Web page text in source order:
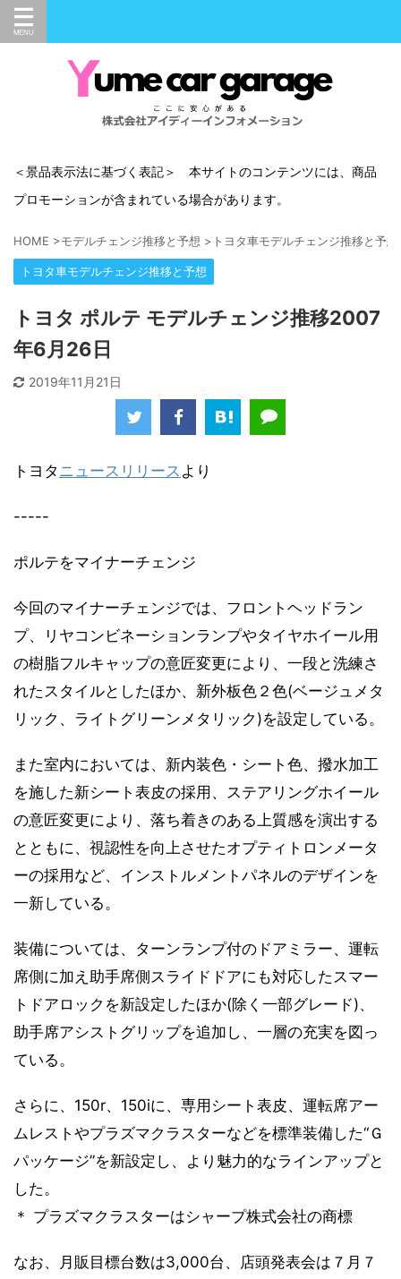
＜景品表示法に基づく表記＞ 本サイトのコンテンツには、商品
プロモーションが含まれている場合があります。
HOME >モデルチェンジ推移と予想 > トヨタ車モデルチェンジ推移と予想
トヨタ車モデルチェンジ推移と予想
トヨタ ポルテ モデルチェンジ推移2007
年6月26日
2019年11月21日
トヨタ ニュースリリース より
-----
ポルテをマイナーチェンジ
今回のマイナーチェンジでは、フロントヘッドラン
プ、リヤコンビネーションランプやタイヤホイール用
の樹脂フルキャップの意匠変更により、一段と洗練さ
れたスタイルとしたほか、新外板色２色(ベージュメタ
リック、ライトグリーンメタリック)を設定している。
また室内においては、新内装色・シート色、撥水加工
を施した新シート表皮の採用、ステアリングホイール
の意匠変更により、落ち着きのある上質感を演出する
とともに、視認性を向上させたオプティトロンメータ
ーの採用など、インストルメントパネルのデザインを
一新している。
装備については、ターンランプ付のドアミラー、運転
席側に加え助手席側スライドドアにも対応したスマー
トドアロックを新設定したほか(除く一部グレード)、
助手席アシストグリップを追加し、一層の充実を図っ
ている。
さらに、150r、150iに、専用シート表皮、運転席アー
ムレストやプラズマクラスターなどを標準装備した“Ｇ
パッケージ”を新設定し、より魅力的なラインアップと
した。
＊ プラズマクラスターはシャープ株式会社の商標
なお、月販目標台数は3,000台、店頭発表会は７月７